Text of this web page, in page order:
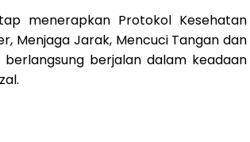
menerapkan Protokol Kesehatan
Menjaga Jarak, Mencuci Tangan dan
berjalan dalam keadaan